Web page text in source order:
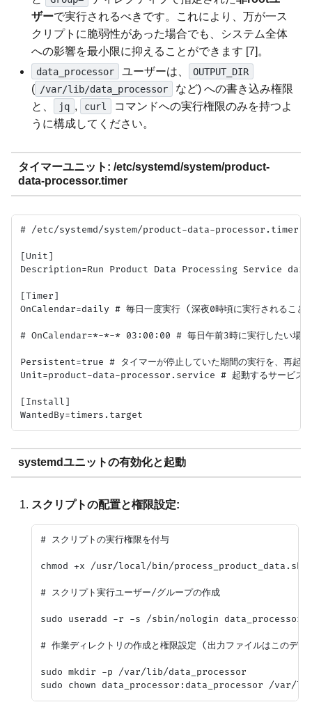
ザーで実行されるべきです。これにより、万が一ス
クリプトに脆弱性があった場合でも、システム全体
への影響を最小限に抑えることができます [7]。
data_processor ユーザーは、 OUTPUT_DIR
( /var/lib/data_processor
など) への書き込み権限
と、
jq , curl
コマンドへの実行権限のみを持つよ
うに構成してください。
タイマーユニット: /etc/systemd/system/product-
data-processor.timer
# /etc/systemd/system/product-data-processor.timer
[Unit]
Description=Run Product Data Processing Service
[Timer]
OnCalendar=daily # 毎日一度実行 (深夜0時頃に実行されること
# OnCalendar=*-*-* 03:00:00 # 毎日午前3時に実行したい場合
Persistent=true # タイマーが停止していた期間の実行を、再起動
Unit=product-data-processor.service # 起動するサービスユ
[Install]
systemdユニットの有効化と起動
スクリプトの配置と権限設定:
# スクリプトの実行権限を付与
chmod +x /usr/local/bin/process_product_data.sh
# スクリプト実行ユーザー/グループの作成
sudo useradd -r -s /sbin/nologin
# 作業ディレクトリの作成と権限設定 (出力ファイルはこのディ
sudo mkdir -p /var/lib/data_processor